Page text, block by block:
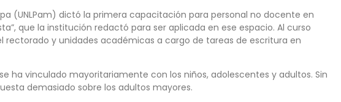
(UNLPam) dictó la primera capacitación para personal no docente en
que la institución redactó para ser aplicada en ese espacio. Al curso
rectorado y unidades académicas a cargo de tareas de escritura en
ha vinculado mayoritariamente con los niños, adolescentes y adultos. Sin
demasiado sobre los adultos mayores.